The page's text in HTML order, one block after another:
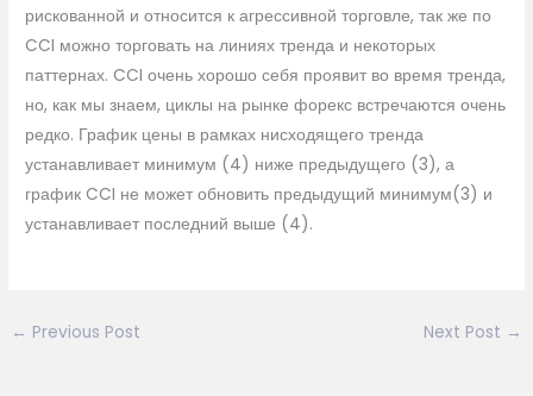
рискованной и относится к агрессивной торговле, так же по
CCI можно торговать на линиях тренда и некоторых
паттернах. CCI очень хорошо себя проявит во время тренда,
но, как мы знаем, циклы на рынке форекс встречаются очень
редко. График цены в рамках нисходящего тренда
устанавливает минимум (4) ниже предыдущего (3), а
график CCI не может обновить предыдущий минимум(3) и
устанавливает последний выше (4).
← Previous Post Next Post →